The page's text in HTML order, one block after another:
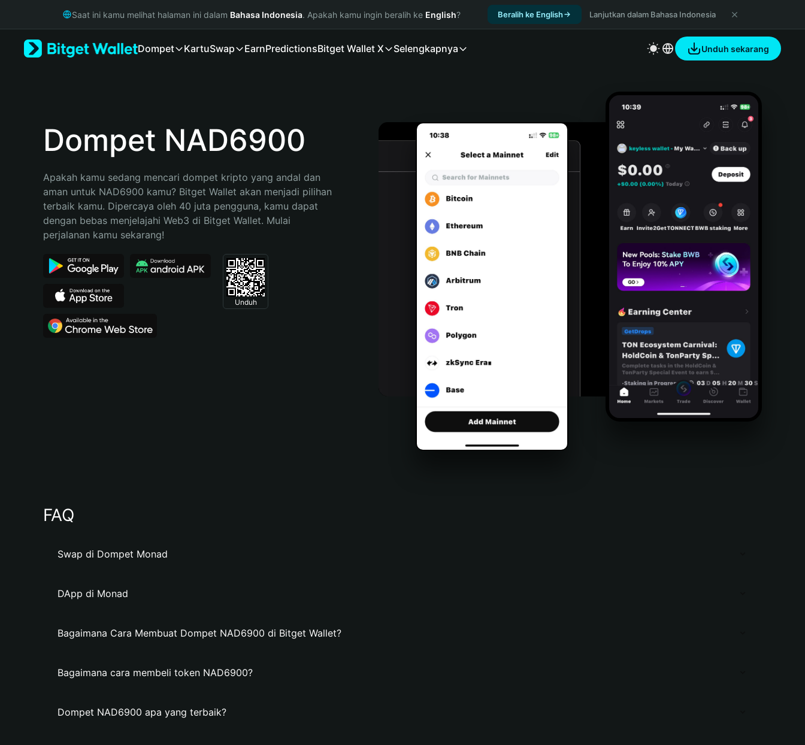
Русский
Bahasa Indonesia
Español (Argentina)
Saat ini kamu melihat halaman ini dalam Bahasa Indonesia. Apakah kamu ingin beralih ke English? Beralih ke English Lanjutkan dalam Bahasa Indonesia
Dompet KartuSwap EarnPredictionsBitget Wallet X Selengkapnya Unduh sekarang
Dompet NAD6900
Apakah kamu sedang mencari dompet kripto yang andal dan
aman untuk NAD6900 kamu? Bitget Wallet akan menjadi pilihan
terbaik kamu. Dipercaya oleh 40 juta pengguna, kamu dapat
dengan bebas menjelajahi Web3 di Bitget Wallet. Mulai
perjalanan kamu sekarang!
Unduh
FAQ
Swap di Dompet Monad
DApp di Monad
Bagaimana Cara Membuat Dompet NAD6900 di Bitget Wallet?
Bagaimana cara membeli token NAD6900?
Dompet NAD6900 apa yang terbaik?